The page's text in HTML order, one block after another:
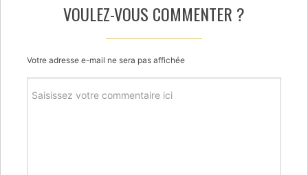
VOULEZ-VOUS COMMENTER ?
Votre adresse e-mail ne sera pas affichée